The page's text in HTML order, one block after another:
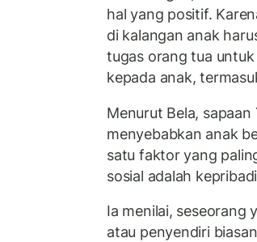
hal yang positif.
di kalangan anak
tugas orang tua
kepada anak,
Menurut Bela,
menyebabkan anak
satu faktor yang
sosial adalah
Ia menilai, seseorang
atau penyendiri